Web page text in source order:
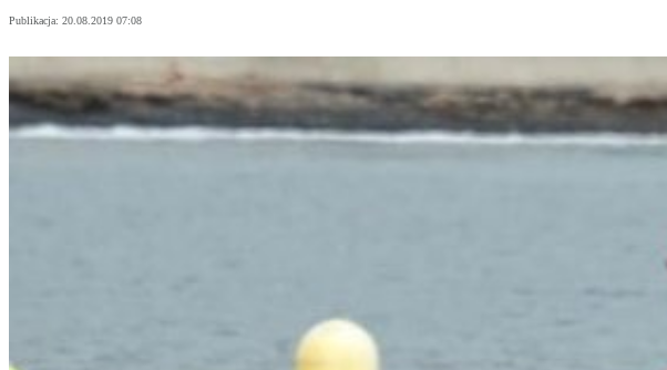
Publikacja: 20.08.2019 07:08